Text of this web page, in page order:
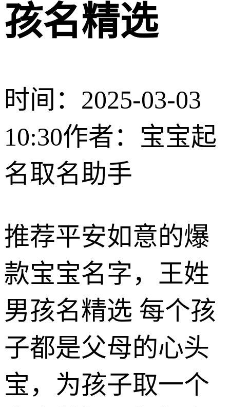
孩名精选
时间：2025-03-03
10:30作者：宝宝起
名取名助手
推荐平安如意的爆
款宝宝名字，王姓
男孩名精选 每个孩
子都是父母的心头
宝，为孩子取一个